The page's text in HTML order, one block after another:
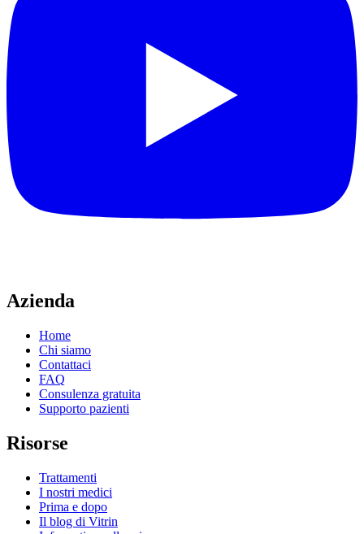
Azienda
Home
Chi siamo
Contattaci
FAQ
Consulenza gratuita
Supporto pazienti
Risorse
Trattamenti
I nostri medici
Prima e dopo
Il blog di Vitrin